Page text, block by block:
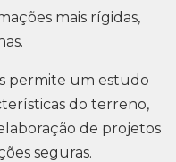
mais rígidas,
permite um estudo
do terreno,
de projetos
seguras.